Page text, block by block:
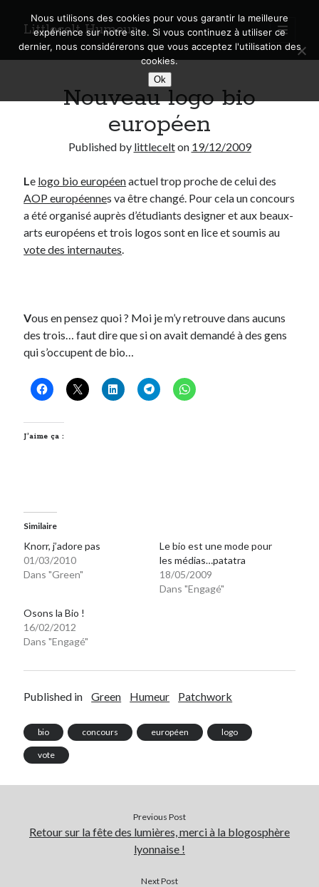
Littlecelt Humeur
open
primary
menu
Sidebar
Derniers articles
Municipales 2026 : Lyon, Métropole et Caluire, mon choix pour l’avenir
Explorez les Chemins Enchantés à Vélo : Aventures Familiales près de
Lyon !
Quel Lyonnais es-tu, Renaud Ducher ?
Derniers Commentaires
Entretien ménager dansT’as vu quoi ? #52
JFdans
C’était pas mieux avant… à Lyon
Anthonydans
Commentaires récents
Entretien ménager
T’as vu quoi ? #52
JF dansC’était pas mieux avant… à Lyon
littleceltdansComment j’ai opéré ma vélorution toute personnelle
Comment j’ai opéré ma vélorution toute personnelle
Renaud Ducher
personnelle
A Lyon
Coup de coeur
Daddy
Geek
Lectures
Nouveau logo bio
européen
Published by littlecelton 19/12/2009
Le logo bio européenactuel trop proche de celui des
AOP européennes va être changé. Pour cela un concours
a été organisé auprès d’étudiants designer et aux beaux-
arts européens et trois logos sont en lice et soumis au
vote des internautes.
Vous en pensez quoi ? Moi je m’y retrouve dans aucuns
des trois… faut dire que si on avait demandé à des gens
qui s’occupent de bio…
J’aime ça :
Similaire
Knorr, j’adore pas
01/03/2010
Dans "Green"
Le bio est une mode pour
les médias…patatra
18/05/2009
Dans "Engagé"
Osons la Bio !
16/02/2012
Dans "Engagé"
Published in Green Humeur Patchwork
bio concours européen logo
vote
Previous Post
Retour sur la fête des lumières, merci à la blogosphère
lyonnaise !
Next Post
Nous utilisons des cookies pour vous garantir la meilleure
expérience sur notre site. Si vous continuez à utiliser ce
dernier, nous considérerons que vous acceptez l'utilisation des
cookies.
Ok